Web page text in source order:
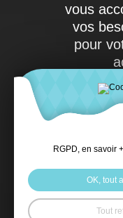
vous
vos
pour
RGPD, en savoir
OK, tout
Tout